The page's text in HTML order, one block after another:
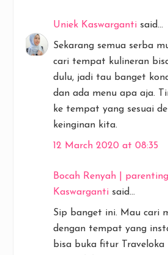
Uniek Kaswarganti said...
Sekarang semua serba
cari tempat kulineran
dulu, jadi tau banget
dan ada menu apa aja.
ke tempat yang sesuai
keinginan kita.
12 March 2020 at 08:35
Bocah Renyah |
Kaswarganti said...
Sip banget ini. Mau cari
dengan tempat yang
bisa buka fitur Traveloka